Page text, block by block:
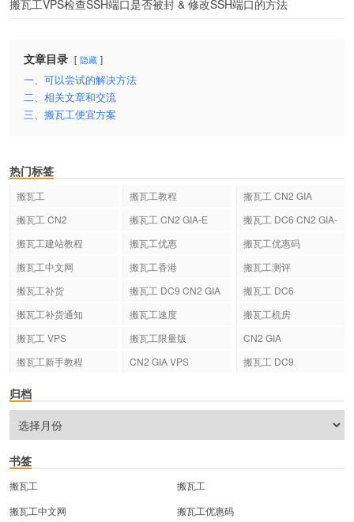
搬瓦工VPS检查SSH端口是否被封 & 修改SSH端口的方法
文章目录 隐藏
一、可以尝试的解决方法
二、相关文章和交流
三、搬瓦工便宜方案
热门标签
搬瓦工 搬瓦工教程
搬瓦工 CN2 GIA
搬瓦工 CN2
搬瓦工 CN2 GIA-E
搬瓦工 DC6 CN2 GIA-
搬瓦工建站教程 搬瓦工优惠
搬瓦工优惠码
搬瓦工中文网
搬瓦工香港
搬瓦工测评
搬瓦工补货
搬瓦工 DC9 CN2 GIA
搬瓦工 DC6
搬瓦工补货通知
搬瓦工速度
搬瓦工机房
搬瓦工 VPS
搬瓦工限量版
CN2 GIA
搬瓦工新手教程
CN2 GIA VPS 搬瓦工 DC9
归档
书签
搬瓦工
搬瓦工
搬瓦工中文网
搬瓦工优惠码